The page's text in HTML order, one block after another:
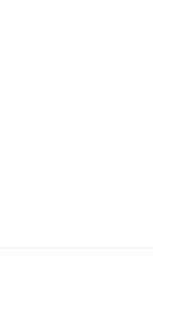
本身的质量安全风